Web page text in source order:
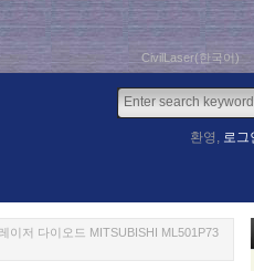
CivilLaser(한국어)
환영, 로그
이저 다이오드 MITSUBISHI ML501P73